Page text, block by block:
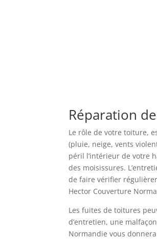
Réparation
Le rôle de votre toiture,
(pluie, neige, vents
péril l’intérieur de votre
des moisissures.
de faire vérifier
Hector Couverture
Les fuites de toitures
d’entretien, une
Normandie vous